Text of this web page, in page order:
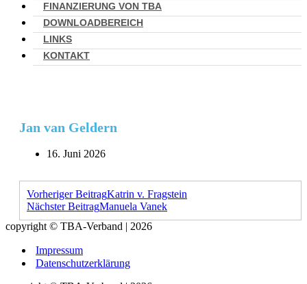
FINANZIERUNG VON TBA
DOWNLOADBEREICH
LINKS
KONTAKT
Jan van Geldern
16. Juni 2026
Vorheriger BeitragKatrin v. Fragstein
Nächster BeitragManuela Vanek
copyright © TBA-Verband | 2026
Impressum
Datenschutzerklärung